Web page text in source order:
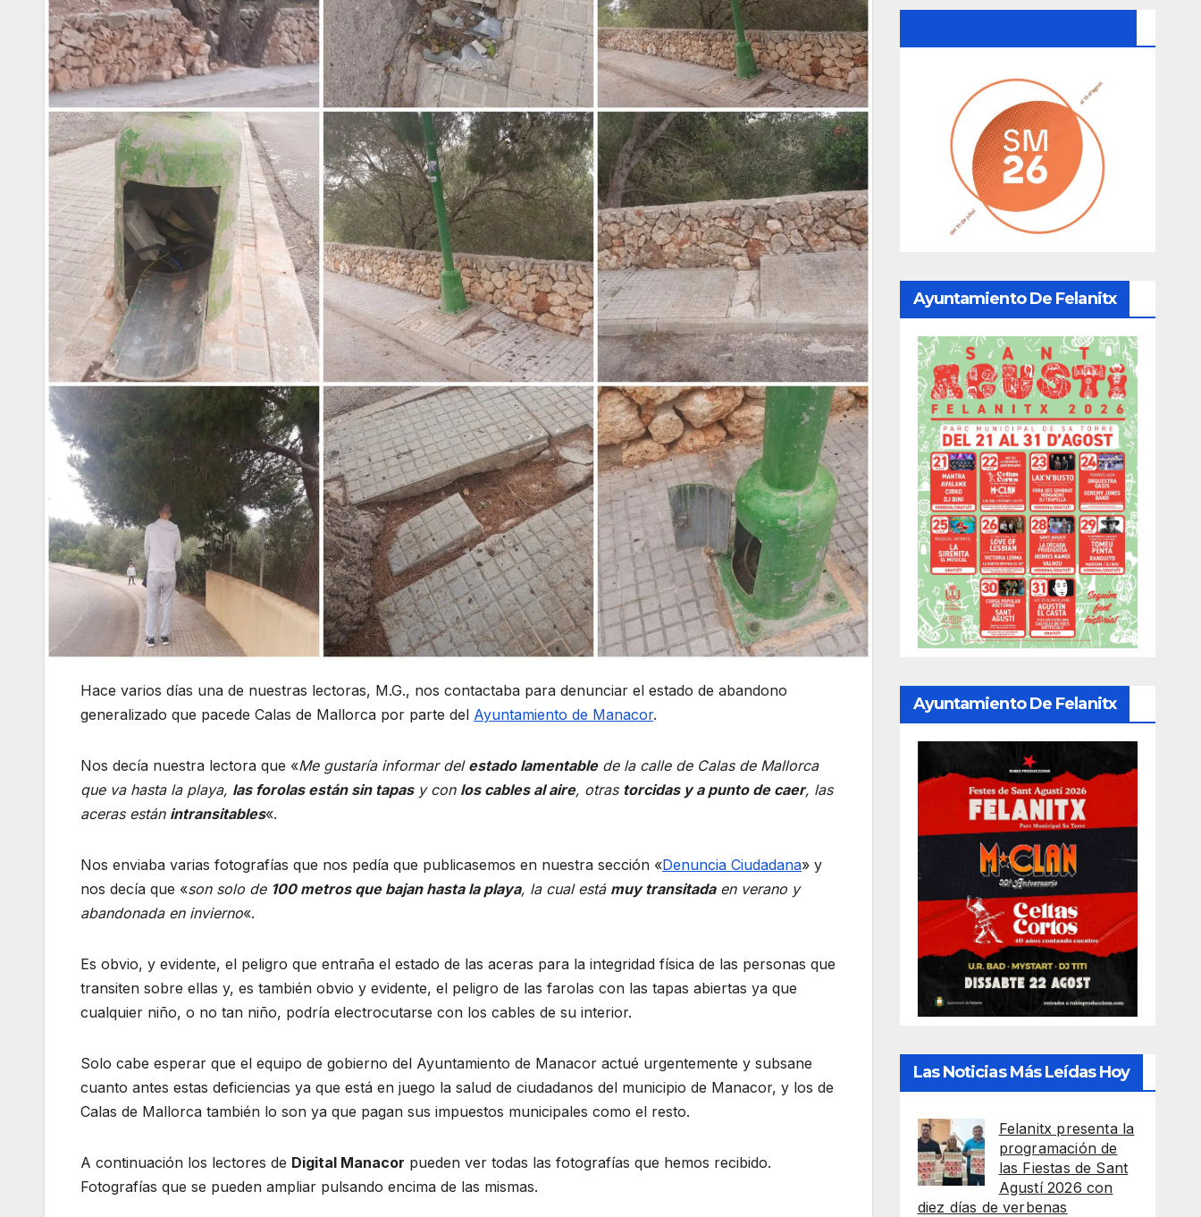
Hace varios días una de nuestras lectoras, M.G., nos contactaba para denunciar el estado de abandono
generalizado que pacede Calas de Mallorca por parte del Ayuntamiento de Manacor.
Nos decía nuestra lectora que «Me gustaría informar del estado lamentablede la calle de Calas de Mallorca
que va hasta la playa, las forolas están sin tapasy con los cables al aire, otras torcidas y a punto de caer, las
aceras están intransitables«.
Nos enviaba varias fotografías que nos pedía que publicasemos en nuestra sección «Denuncia Ciudadana» y
nos decía que «son solo de 100 metros que bajan hasta la playa, la cual está muy transitadaen verano y
abandonada en invierno«.
Es obvio, y evidente, el peligro que entraña el estado de las aceras para la integridad física de las personas que
transiten sobre ellas y, es también obvio y evidente, el peligro de las farolas con las tapas abiertas ya que
cualquier niño, o no tan niño, podría electrocutarse con los cables de su interior.
Solo cabe esperar que el equipo de gobierno del Ayuntamiento de Manacor actué urgentemente y subsane
cuanto antes estas deficiencias ya que está en juego la salud de ciudadanos del municipio de Manacor, y los de
Calas de Mallorca también lo son ya que pagan sus impuestos municipales como el resto.
A continuación los lectores de Digital Manacor pueden ver todas las fotografías que hemos recibido.
Fotografías que se pueden ampliar pulsando encima de las mismas.
Ayuntamiento De Felanitx
Ayuntamiento De Felanitx
Las Noticias Más Leídas Hoy
Felanitx presenta la
programación de
las Fiestas de Sant
Agustí 2026 con
diez días de verbenas